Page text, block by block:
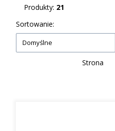
Produkty: 21
Lista produktów
Sortowanie:
Domyślne
Strona